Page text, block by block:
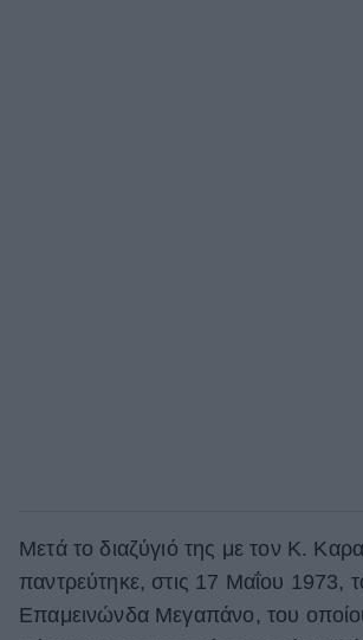
Μετά το διαζύγιό της με τον Κ.
παντρεύτηκε, στις 17 Μαΐου 1973,
Επαμεινώνδα Μεγαπάνο, του